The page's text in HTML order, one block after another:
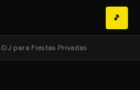
🎵
›DJ para Fiestas Privadas